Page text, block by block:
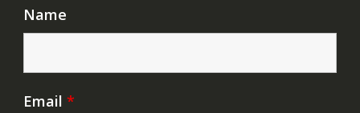
Name
Email *